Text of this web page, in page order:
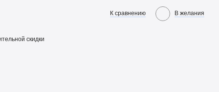
К сравнению В желания
скидки